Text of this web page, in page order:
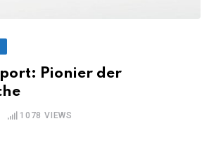
Pionier der
1078 VIEWS